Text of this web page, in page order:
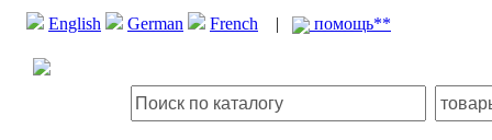
English German French | помощь**